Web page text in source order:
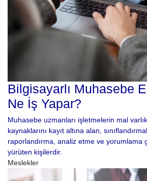
Bilgisayarlı Muhasebe
Ne İş Yapar?
Muhasebe uzmanları işletmelerin mal
kaynaklarını kayıt altına alan,
raporlandırma, analiz etme ve yorumlama
yürüten kişilerdir.
Meslekler